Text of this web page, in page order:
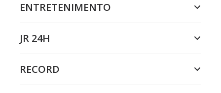
ENTRETENIMENTO
JR 24H
RECORD